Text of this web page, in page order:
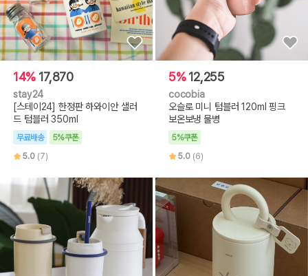
14% 17,870
stay24
[스테이24] 한정판 하와이안 샐러
드 텀블러 350ml
무료배송
5%쿠폰
5.0 (7)
5% 12,255
cocobia
오슬로 미니 텀블러 120ml 핑크
보온보냉 물병
5%쿠폰
5.0 (6)